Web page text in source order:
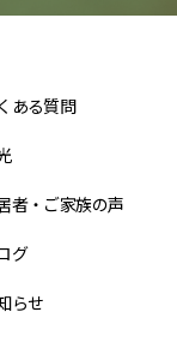
ある質問
者・ご家族の声
グ
らせ